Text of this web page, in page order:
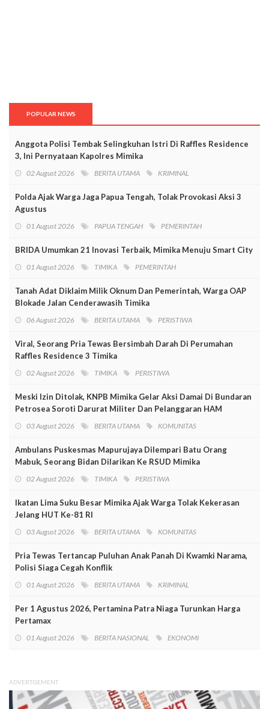
POPULAR NEWS
Anggota Polisi Tembak Selingkuhan Istri Di Raffles Residence
3, Ini Pernyataan Kapolres Mimika
02 August 2026 BERITA UTAMA KRIMINAL
Polda Ajak Warga Jaga Papua Tengah, Tolak Provokasi Aksi 3
Agustus
01 August 2026 PAPUA TENGAH PEMERINTAH
BRIDA Umumkan 21 Inovasi Terbaik, Mimika Menuju Smart City
01 August 2026 TIMIKA PEMERINTAH
Tanah Adat Diklaim Milik Oknum Dan Pemerintah, Warga OAP
Blokade Jalan Cenderawasih Timika
06 August 2026 BERITA UTAMA PERISTIWA
Viral, Seorang Pria Tewas Bersimbah Darah Di Perumahan
Raffles Residence 3 Timika
02 August 2026 TIMIKA PERISTIWA
Meski Izin Ditolak, KNPB Mimika Gelar Aksi Damai Di Bundaran
Petrosea Soroti Darurat Militer Dan Pelanggaran HAM
03 August 2026 BERITA UTAMA KOMUNITAS
Ambulans Puskesmas Mapurujaya Dilempari Batu Orang
Mabuk, Seorang Bidan Dilarikan Ke RSUD Mimika
02 August 2026 TIMIKA PERISTIWA
Ikatan Lima Suku Besar Mimika Ajak Warga Tolak Kekerasan
Jelang HUT Ke-81 RI
03 August 2026 BERITA UTAMA KOMUNITAS
Pria Tewas Tertancap Puluhan Anak Panah Di Kwamki Narama,
Polisi Siaga Cegah Konflik
01 August 2026 BERITA UTAMA KRIMINAL
Per 1 Agustus 2026, Pertamina Patra Niaga Turunkan Harga
Pertamax
01 August 2026 BERITA NASIONAL EKONOMI
ADVERTISEMENT